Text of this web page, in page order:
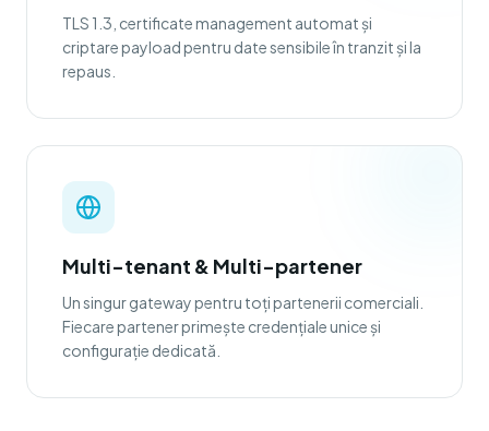
TLS 1.3, certificate management automat și
criptare payload pentru date sensibile în tranzit și la
repaus.
Multi-tenant & Multi-partener
Un singur gateway pentru toți partenerii comerciali.
Fiecare partener primește credențiale unice și
configurație dedicată.